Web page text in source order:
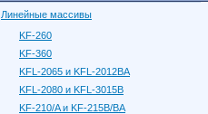
Линейные массивы
KF-260
KF-360
KFL-2065 и KFL-2012BA
KFL-2080 и KFL-3015B
KF-210/A и KF-215B/BA